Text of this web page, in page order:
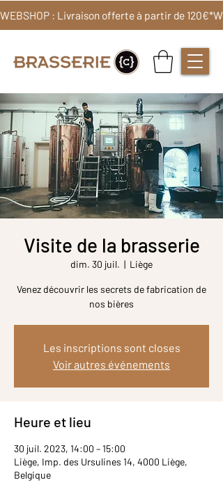
WEBSHOP : Livraison offerte à partir de 120€*
Visite de la brasserie
dim. 30 juil.
  |
Liège
Venez découvrir les secrets de fabrication de
nos bières
Les inscriptions sont closes
Voir autres événements
Heure et lieu
30 juil. 2023, 14:00 – 15:00
Liège, Imp. des Ursulines 14, 4000 Liège,
Belgique